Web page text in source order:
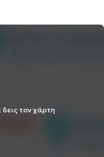
δεις τον χάρτη